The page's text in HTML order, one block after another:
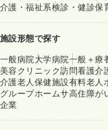
介護・福祉系検診・健診保
施設形態で探す
一般病院大学病院一般＋療
美容クリニック訪問看護介
介護老人保健施設有料老人
グループホームサ高住障が
企業